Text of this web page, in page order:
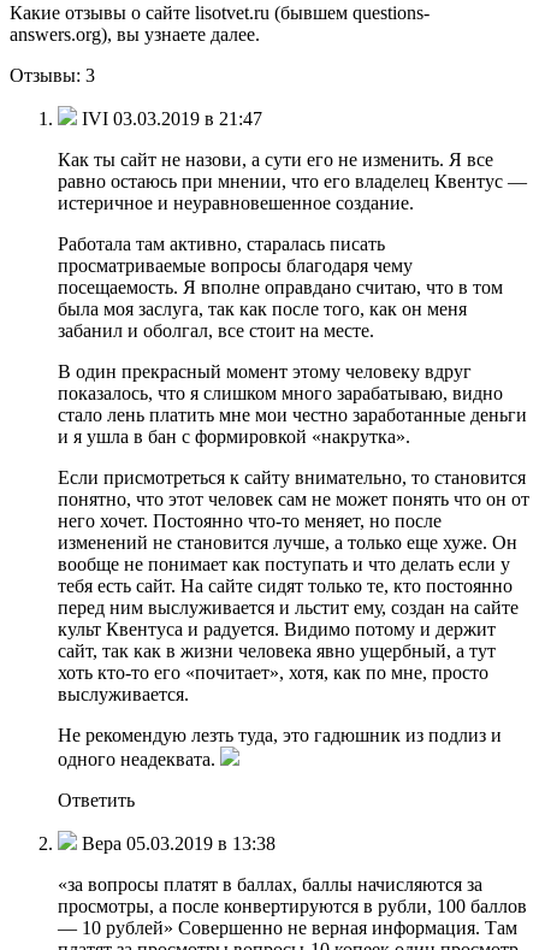
Какие отзывы о сайте lisotvet.ru (бывшем questions-
answers.org), вы узнаете далее.
Отзывы: 3
IVI 03.03.2019 в 21:47
Как ты сайт не назови, а сути его не изменить. Я все
равно остаюсь при мнении, что его владелец Квентус —
истеричное и неуравновешенное создание.
Работала там активно, старалась писать
просматриваемые вопросы благодаря чему
посещаемость. Я вполне оправдано считаю, что в том
была моя заслуга, так как после того, как он меня
забанил и оболгал, все стоит на месте.
В один прекрасный момент этому человеку вдруг
показалось, что я слишком много зарабатываю, видно
стало лень платить мне мои честно заработанные деньги
и я ушла в бан с формировкой «накрутка».
Если присмотреться к сайту внимательно, то становится
понятно, что этот человек сам не может понять что он от
него хочет. Постоянно что-то меняет, но после
изменений не становится лучше, а только еще хуже. Он
вообще не понимает как поступать и что делать если у
тебя есть сайт. На сайте сидят только те, кто постоянно
перед ним выслуживается и льстит ему, создан на сайте
культ Квентуса и радуется. Видимо потому и держит
сайт, так как в жизни человека явно ущербный, а тут
хоть кто-то его «почитает», хотя, как по мне, просто
выслуживается.
Не рекомендую лезть туда, это гадюшник из подлиз и
одного неадеквата.
Ответить
Вера 05.03.2019 в 13:38
«за вопросы платят в баллах, баллы начисляются за
просмотры, а после конвертируются в рубли, 100 баллов
— 10 рублей» Совершенно не верная информация. Там